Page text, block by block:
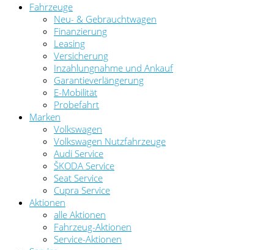
Fahrzeuge
Neu- & Gebrauchtwagen
Finanzierung
Leasing
Versicherung
Inzahlungnahme und Ankauf
Garantieverlängerung
E-Mobilität
Probefahrt
Marken
Volkswagen
Volkswagen Nutzfahrzeuge
Audi Service
ŠKODA Service
Seat Service
Cupra Service
Aktionen
alle Aktionen
Fahrzeug-Aktionen
Service-Aktionen